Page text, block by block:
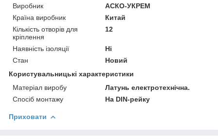
Виробник
АСКО-УКРЕМ
Країна виробник
Китай
Кількість отворів для
кріплення
12
Наявність ізоляції
Ні
Стан
Новий
Користувальницькі характеристики
Матеріал виробу
Латунь електротехнічна.
Спосіб монтажу
На DIN-рейку
Приховати